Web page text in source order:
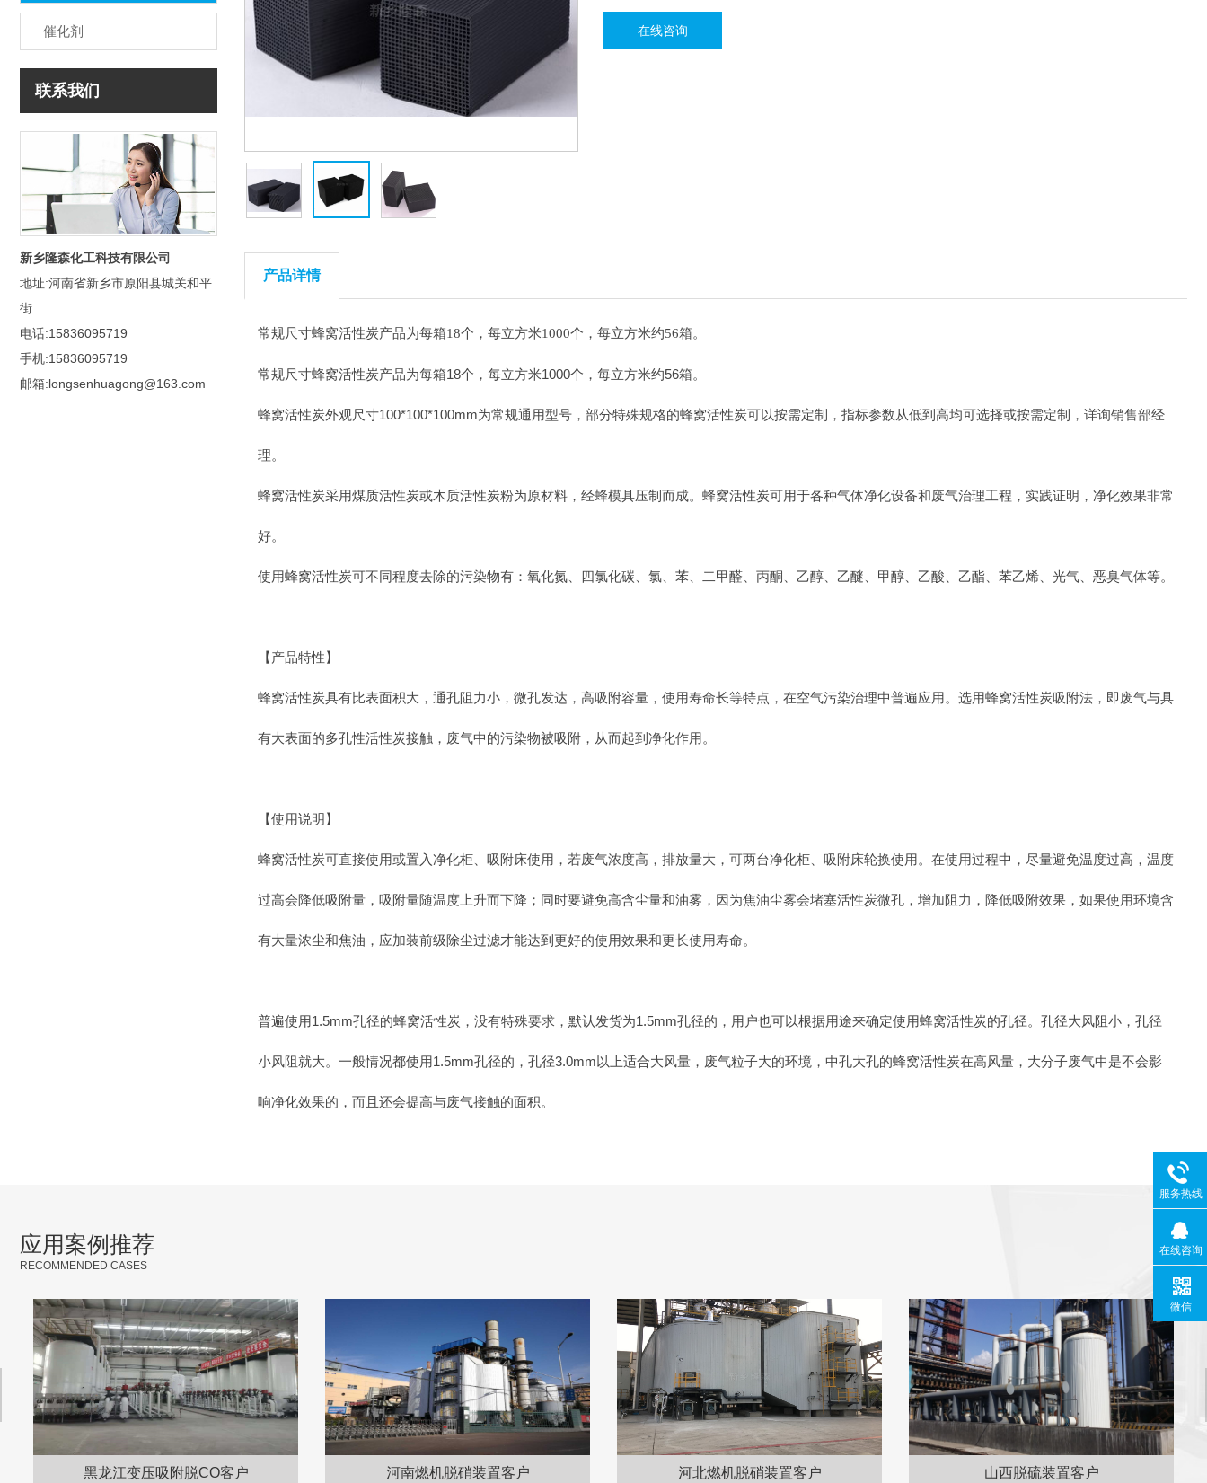
催化剂
联系我们
新乡隆森化工科技有限公司
地址:河南省新乡市原阳县城关和平
街
电话:15836095719
手机:15836095719
邮箱:longsenhuagong@163.com
在线咨询
产品详情
常规尺寸蜂窝活性炭产品为每箱18个，每立方米1000个，每立方米约56箱。
常规尺寸蜂窝活性炭产品为每箱18个，每立方米1000个，每立方米约56箱。
蜂窝活性炭外观尺寸100*100*100mm为常规通用型号，部分特殊规格的蜂窝活性炭可以按需定制，指标参数从低到高均可选择或按需定制，详询销售部经
理。
蜂窝活性炭采用煤质活性炭或木质活性炭粉为原材料，经蜂模具压制而成。蜂窝活性炭可用于各种气体净化设备和废气治理工程，实践证明，净化效果非常
好。
使用蜂窝活性炭可不同程度去除的污染物有：氧化氮、四氯化碳、氯、苯、二甲醛、丙酮、乙醇、乙醚、甲醇、乙酸、乙酯、苯乙烯、光气、恶臭气体等。
【产品特性】
蜂窝活性炭具有比表面积大，通孔阻力小，微孔发达，高吸附容量，使用寿命长等特点，在空气污染治理中普遍应用。选用蜂窝活性炭吸附法，即废气与具
有大表面的多孔性活性炭接触，废气中的污染物被吸附，从而起到净化作用。
【使用说明】
蜂窝活性炭可直接使用或置入净化柜、吸附床使用，若废气浓度高，排放量大，可两台净化柜、吸附床轮换使用。在使用过程中，尽量避免温度过高，温度
过高会降低吸附量，吸附量随温度上升而下降；同时要避免高含尘量和油雾，因为焦油尘雾会堵塞活性炭微孔，增加阻力，降低吸附效果，如果使用环境含
有大量浓尘和焦油，应加装前级除尘过滤才能达到更好的使用效果和更长使用寿命。
普遍使用1.5mm孔径的蜂窝活性炭，没有特殊要求，默认发货为1.5mm孔径的，用户也可以根据用途来确定使用蜂窝活性炭的孔径。孔径大风阻小，孔径
小风阻就大。一般情况都使用1.5mm孔径的，孔径3.0mm以上适合大风量，废气粒子大的环境，中孔大孔的蜂窝活性炭在高风量，大分子废气中是不会影
响净化效果的，而且还会提高与废气接触的面积。
应用案例推荐
RECOMMENDED CASES
河南燃机脱硝装置客户 河北燃机脱硝装置客户 山西脱硫装置客户 山西脱硫装置客户
服务热线
在线咨询
微信